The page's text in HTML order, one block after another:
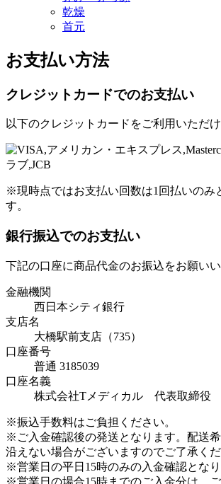
乾燥
首元
お支払い方法
クレジットカードでのお支払い
以下のクレジットカードをご利用いただけ
※現時点ではお支払い回数は1回払いのみ
す。
銀行振込でのお支払い
下記の口座に商品代金のお振込をお願いい
金融機関
西日本シティ銀行
支店名
大橋駅前支店（735）
口座番号
普通 3185039
口座名義
株式会社Tメディカル 代表取締役
※振込手数料はご負担ください。
※ご入金確認後の発送となります。配送
沿えない場合がございますのでご了承くだ
※営業日の平日15時のみの入金確認となり
※営業日の場合15時までのご入金分は、